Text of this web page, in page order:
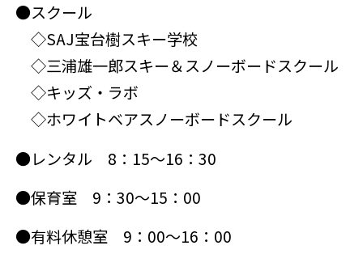
●スクール
◇SAJ宝台樹スキー学校
◇三浦雄一郎スキー＆スノーボードスクール
◇キッズ・ラボ
◇ホワイトベアスノーボードスクール
●レンタル 8：15～16：30
●保育室 9：30～15：00
●有料休憩室 9：00～16：00